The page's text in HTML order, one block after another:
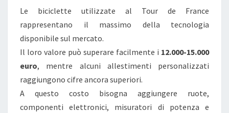
Le biciclette utilizzate al Tour de France
rappresentano il massimo della tecnologia
disponibile sul mercato.
Il loro valore può superare facilmente i 12.000-15.000
euro, mentre alcuni allestimenti personalizzati
raggiungono cifre ancora superiori.
A questo costo bisogna aggiungere ruote,
componenti elettronici, misuratori di potenza e